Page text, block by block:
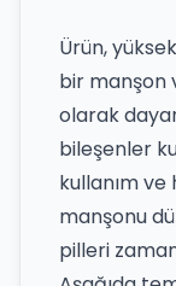
Ürün,
bir manşon
olarak
bileşenler
kullanım ve
manşonu
pilleri